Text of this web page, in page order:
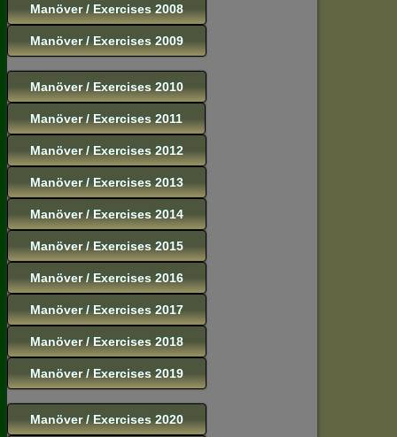
Manöver / Exercises 2008
Manöver / Exercises 2009
Manöver / Exercises 2010
Manöver / Exercises 2011
Manöver / Exercises 2012
Manöver / Exercises 2013
Manöver / Exercises 2014
Manöver / Exercises 2015
Manöver / Exercises 2016
Manöver / Exercises 2017
Manöver / Exercises 2018
Manöver / Exercises 2019
Manöver / Exercises 2020